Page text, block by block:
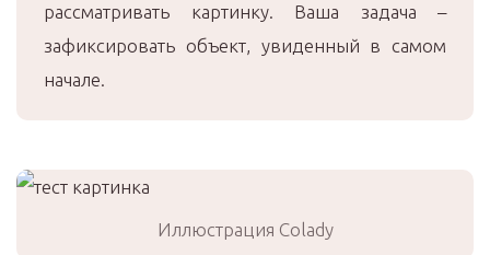
рассматривать картинку. Ваша задача –
зафиксировать объект, увиденный в самом
начале.
Иллюстрация Colady